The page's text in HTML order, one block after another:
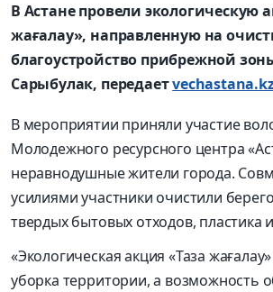
В Астане провели экологическую
жағалау», направленную на
благоустройство прибрежной
Сарыбулак, передает
В мероприятии приняли участие
Молодежного ресурсного центра
неравнодушные жители города.
усилиями участники очистили
твердых бытовых отходов, пластика
«Экологическая акция «Таза
уборка территории, а возможность